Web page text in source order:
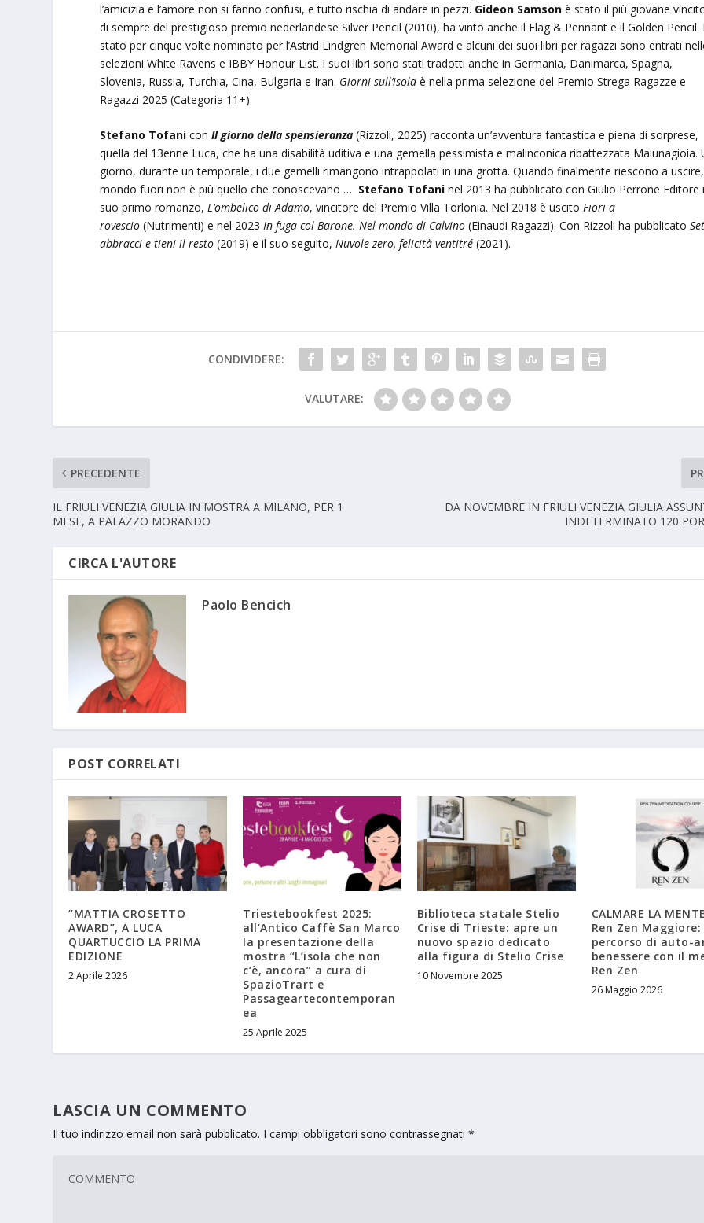
l’amicizia e l’amore non si fanno confusi, e tutto rischia di andare in pezzi. Gideon Samson è stato il più giovane
di sempre del prestigioso premio nederlandese Silver Pencil (2010), ha vinto anche il Flag & Pennant e il Golden Pencil.
stato per cinque volte nominato per l’Astrid Lindgren Memorial Award e alcuni dei suoi libri per ragazzi sono entrati
selezioni White Ravens e IBBY Honour List. I suoi libri sono stati tradotti anche in Germania, Danimarca, Spagna,
Slovenia, Russia, Turchia, Cina, Bulgaria e Iran. Giorni sull’isolaè nella prima selezione del Premio Strega Ragazze e
Ragazzi 2025 (Categoria 11+).
Stefano Tofanicon Il giorno della spensieranza (Rizzoli, 2025) racconta un’avventura fantastica e piena di sorprese,
quella del 13enne Luca, che ha una disabilità uditiva e una gemella pessimista e malinconica ribattezzata Maiunagioia.
giorno, durante un temporale, i due gemelli rimangono intrappolati in una grotta. Quando finalmente riescono a
mondo fuori non è più quello che conoscevano … Stefano Tofani nel 2013 ha pubblicato con Giulio Perrone Editore
suo primo romanzo,L’ombelico di Adamo, vincitore del Premio Villa Torlonia. Nel 2018 è uscitoFiori a
rovescio(Nutrimenti) e nel 2023In fuga col Barone. Nel mondo di Calvino(Einaudi Ragazzi). Con Rizzoli ha pubblicato
abbracci e tieni il resto(2019) e il suo seguito,Nuvole zero, felicità ventitré(2021).
CONDIVIDERE:
VALUTARE:
PRECEDENTE
IL FRIULI VENEZIA GIULIA IN MOSTRA A MILANO, PER 1
MESE, A PALAZZO MORANDO
DA NOVEMBRE IN FRIULI VENEZIA GIULIA
INDETERMINATO 120
CIRCA L'AUTORE
Paolo Bencich
POST CORRELATI
“MATTIA CROSETTO
AWARD”, A LUCA
QUARTUCCIO LA PRIMA
EDIZIONE
2 Aprile 2026
Triestebookfest 2025:
all’Antico Caffè San Marco
la presentazione della
mostra “L’isola che non
c’è, ancora” a cura di
SpazioTrart e
Passageartecontemporan
ea
25 Aprile 2025
Biblioteca statale Stelio
Crise di Trieste: apre un
nuovo spazio dedicato
alla figura di Stelio Crise
10 Novembre 2025
CALMARE LA
Ren Zen Maggiore:
percorso di auto-
benessere con il
Ren Zen
26 Maggio 2026
LASCIA UN COMMENTO
Il tuo indirizzo email non sarà pubblicato. I campi obbligatori sono contrassegnati*